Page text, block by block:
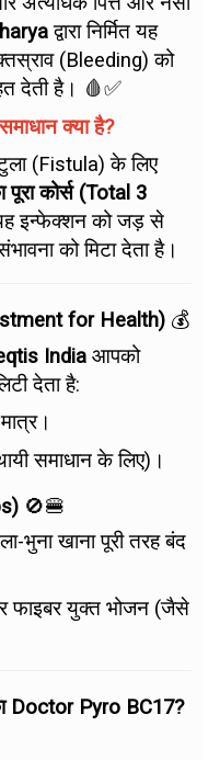
द्वारा निर्मित यह
(Bleeding) को
देती है। 🩸✅
क्या है?
(Fistula) के लिए
पूरा कोर्स (Total 3
इन्फेक्शन को जड़ से
को मिटा देता है।
for Health) 💰
India आपको
देता है:
समाधान के लिए)।
🚫🍔
भुना खाना पूरी तरह बंद
फाइबर युक्त भोजन (जैसे
Doctor Pyro BC17?